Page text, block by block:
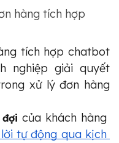
hàng tích hợp
tích hợp chatbot
nghiệp giải quyết
xử lý đơn hàng
của khách hàng
tự động qua kịch